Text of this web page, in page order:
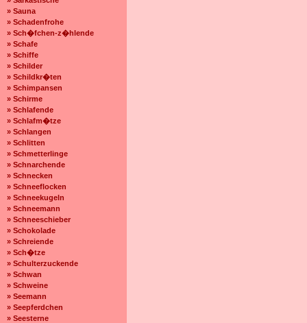
» Sauna
» Schadenfrohe
» Sch�fchen-z�hlende
» Schafe
» Schiffe
» Schilder
» Schildkr�ten
» Schimpansen
» Schirme
» Schlafende
» Schlafm�tze
» Schlangen
» Schlitten
» Schmetterlinge
» Schnarchende
» Schnecken
» Schneeflocken
» Schneekugeln
» Schneemann
» Schneeschieber
» Schokolade
» Schreiende
» Sch�tze
» Schulterzuckende
» Schwan
» Schweine
» Seemann
» Seepferdchen
» Seesterne